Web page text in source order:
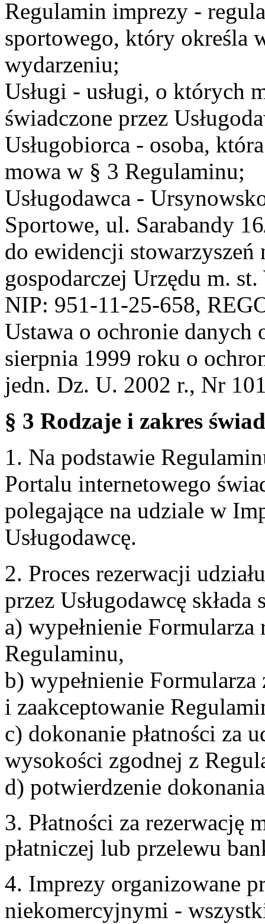
Regulamin imprezy -
sportowego, który określa
wydarzeniu;
Usługi - usługi, o których
świadczone przez
Usługobiorca - osoba,
mowa w § 3 Regulaminu;
Usługodawca -
Sportowe, ul. Sarabandy
do ewidencji stowarzyszeń
gospodarczej Urzędu m.
NIP: 951-11-25-658,
Ustawa o ochronie danych
sierpnia 1999 roku o
jedn. Dz. U. 2002 r., Nr
§ 3 Rodzaje i zakres
1. Na podstawie
Portalu internetowego
polegające na udziale w
Usługodawcę.
2. Proces rezerwacji
przez Usługodawcę
a) wypełnienie
Regulaminu,
b) wypełnienie Formularza
i zaakceptowanie
c) dokonanie płatności za
wysokości zgodnej z
d) potwierdzenie
3. Płatności za rezerwację
płatniczej lub przelewu
4. Imprezy organizowane
niekomercyjnymi -